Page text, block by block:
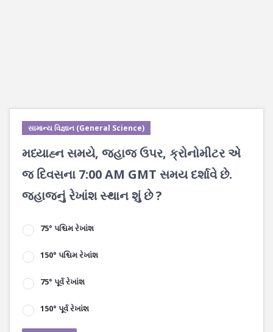
સામાન્ય વિજ્ઞાન (General Science)
મધ્યાહ્ન સમયે, જહાજ ઉપર, ક્રોનોમીટર એ
જ દિવસના 7:00 AM GMT સમય દર્શાવે છે.
જહાજનું રેખાંશ સ્થાન શું છે ?
75° પશ્ચિમ રેખાંશ
150° પશ્ચિમ રેખાંશ
75° પૂર્વ રેખાંશ
150° પૂર્વ રેખાંશ